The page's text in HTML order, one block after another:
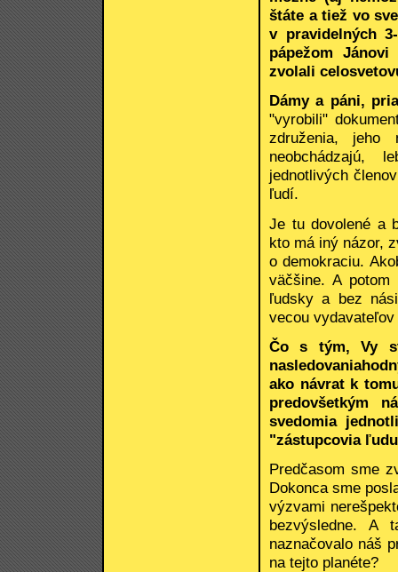
štáte a tiež vo
v pravidelných
pápežom
zvolali
Dámy a páni,
"vyrobili"
združenia,
neobchádzajú,
jednotlivých
ľudí.
Je tu dovolené a
kto má iný názor,
o demokraciu.
väčšine. A
ľudsky a bez
vecou
Čo s tým, Vy
ako návrat k
predovšetkým
svedomia
"zástupcovia
Predčasom sme
Dokonca sme
výzvami
bezvýsledne. A
naznačovalo náš
na tejto planéte?